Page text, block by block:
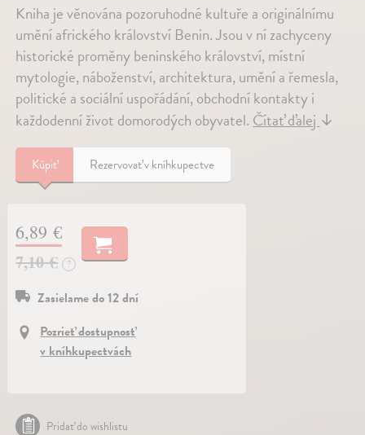
Kniha je věnována pozoruhodné kultuře a originálnímu
umění afrického království Benin. Jsou v ní zachyceny
historické proměny beninského království, místní
mytologie, náboženství, architektura, umění a řemesla,
politické a sociální uspořádání, obchodní kontakty i
každodenní život domorodých obyvatel.Čítať ďalej↓
Kúpiť Rezervovať v kníhkupectve
6,89 €
7,10 €
?
Zasielame do 12 dní
Pozrieť dostupnosť
v kníhkupectvách
Pridať do wishlistu